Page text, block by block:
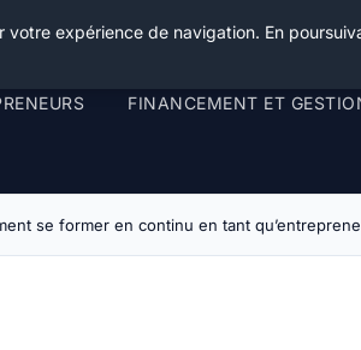
FINANCEMENT ET
se former en continu en tant
votre expérience de navigation. En